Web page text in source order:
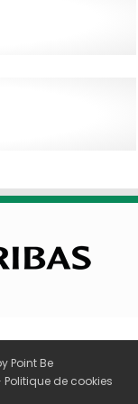
Point Be
Politique de cookies